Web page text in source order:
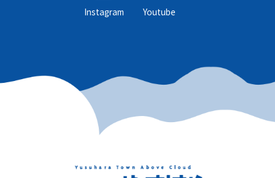
Instagram Youtube